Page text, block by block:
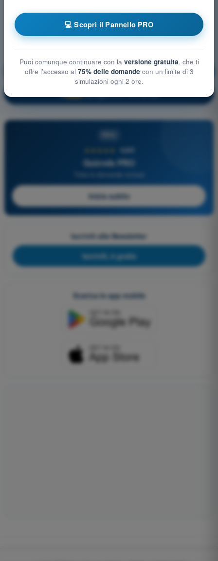
Meteorologia Allenamento!
4,6/5
Quizvds PRO
Inizia subito
Iscriviti alla Newsletter
Iscriviti, è gratis
Scarica le app mobile
💻 Scopri il Pannello PRO
Puoi comunque continuare con la versione gratuita, che ti
offre l'accesso al 75% delle domande con un limite di 3
simulazioni ogni 2 ore.